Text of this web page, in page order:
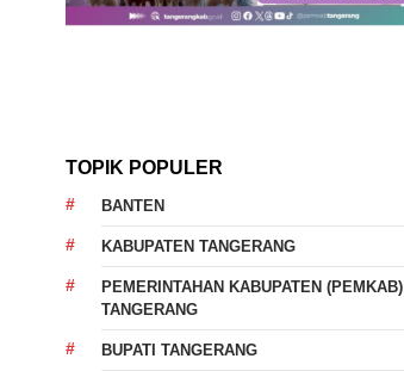
TOPIK POPULER
BANTEN
KABUPATEN TANGERANG
PEMERINTAHAN KABUPATEN (PEMKAB)
TANGERANG
BUPATI TANGERANG